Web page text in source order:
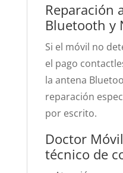
Reparación
Bluetooth y
Si el móvil no
el pago
la antena
reparación
por escrito.
Doctor
técnico de